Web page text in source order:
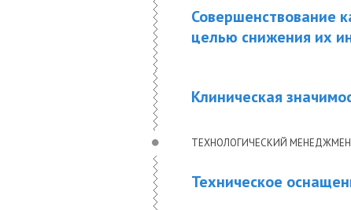
Совершенствование
целью снижения их
Клиническая
ТЕХНОЛОГИЧЕСКИЙ
Техническое